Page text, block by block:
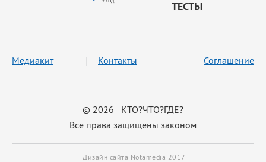
ТЕСТЫ
© 2026 КТО?ЧТО?ГДЕ?
Все права защищены законом
Медиакит Контакты Соглашение
Дизайн сайта Notamedia 2017